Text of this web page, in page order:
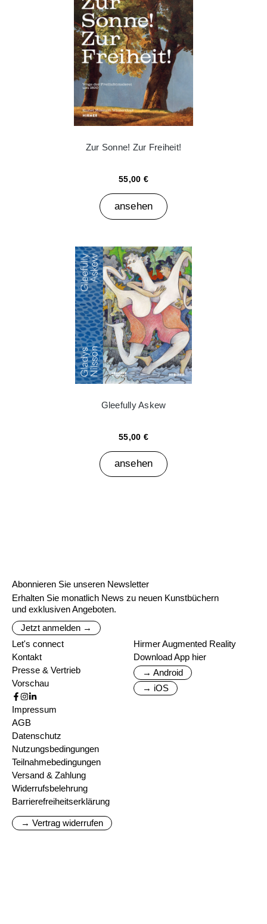
Zur Sonne! Zur Freiheit!
55,00 €
ansehen
Gleefully Askew
55,00 €
ansehen
Abonnieren Sie unseren Newsletter
Erhalten Sie monatlich News zu neuen Kunstbüchern
und exklusiven Angeboten.
Jetzt anmelden →
Let's connect
Kontakt
Presse & Vertrieb
Vorschau
Hirmer Augmented Reality
Download App hier
→ Android
→ iOS
Impressum
AGB
Datenschutz
Nutzungsbedingungen
Teilnahmebedingungen
Versand & Zahlung
Widerrufsbelehrung
Barrierefreiheitserklärung
→ Vertrag widerrufen